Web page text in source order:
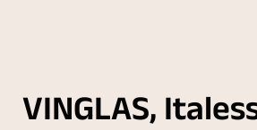
VINGLAS,